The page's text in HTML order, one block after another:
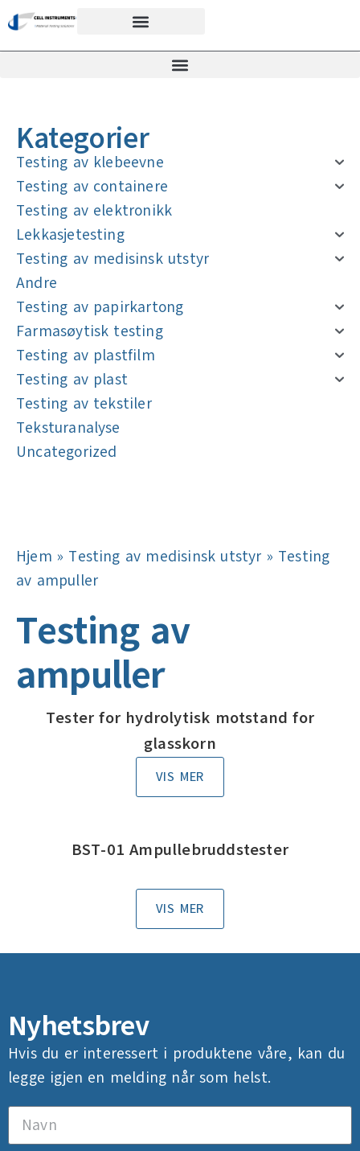
Kategorier
Testing av klebeevne
Testing av containere
Testing av elektronikk
Lekkasjetesting
Testing av medisinsk utstyr
Andre
Testing av papirkartong
Farmasøytisk testing
Testing av plastfilm
Testing av plast
Testing av tekstiler
Teksturanalyse
Uncategorized
Hjem » Testing av medisinsk utstyr » Testing
av ampuller
Testing av
ampuller
Tester for hydrolytisk motstand for
glasskorn
VIS MER
BST-01 Ampullebruddstester
VIS MER
Nyhetsbrev
Hvis du er interessert i produktene våre, kan du
legge igjen en melding når som helst.